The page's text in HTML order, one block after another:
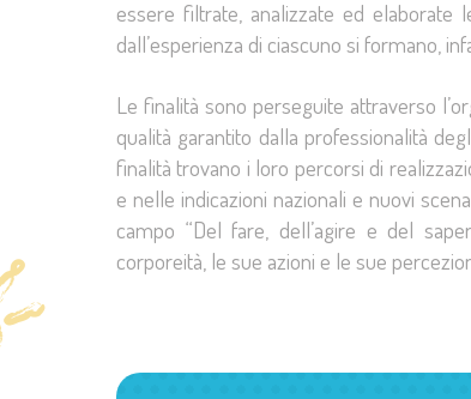
essere filtrate, analizzate ed elaborate
dall’esperienza di ciascuno si formano,
Le finalità sono perseguite attraverso
qualità garantito dalla professionalità
finalità trovano i loro percorsi di
e nelle indicazioni nazionali e nuovi
campo “Del fare, dell’agire e del
corporeità, le sue azioni e le sue